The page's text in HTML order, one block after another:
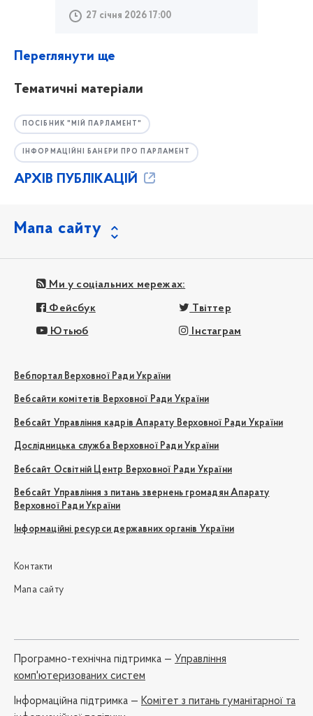
27 січня 2026 17:00
Переглянути ще
Тематичні матеріали
ПОСІБНИК "МІЙ ПАРЛАМЕНТ"
ІНФОРМАЦІЙНІ БАНЕРИ ПРО ПАРЛАМЕНТ
АРХІВ ПУБЛІКАЦІЙ
Мапа сайту
Ми у соціальних мережах:
Фейсбук Твіттер
Ютьюб Інстаграм
Вебпортал Верховної Ради України
Вебсайти комітетів Верховної Ради України
Вебсайт Управління кадрів Апарату Верховної Ради України
Дослідницька служба Верховної Ради України
Вебсайт Освітній Центр Верховної Ради України
Вебсайт Управління з питань звернень громадян Апарату
Верховної Ради України
Інформаційні ресурси державних органів України
Контакти
Мапа сайту
Програмно-технічна підтримка — Управління
комп'ютеризованих систем
Iнформаційна підтримка — Комітет з питань гуманітарної та